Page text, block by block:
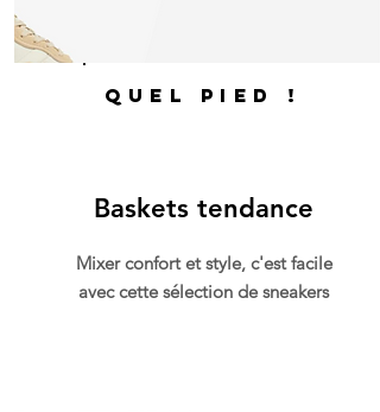
quel pied !
Baskets tendance
Mixer confort et style, c'est facile
avec cette sélection de sneakers